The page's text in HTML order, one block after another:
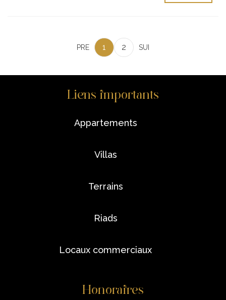
PRE 1 2 SUI
Liens importants
appartements
villas
terrains
riads
locaux commerciaux
Honoraires